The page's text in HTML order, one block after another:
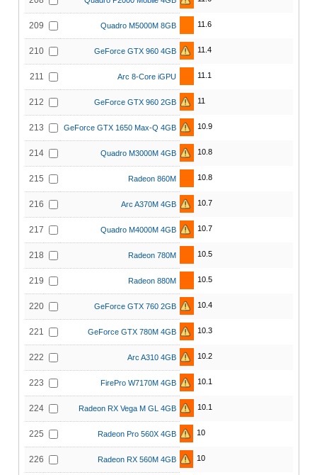
209 Quadro M5000M 8GB 11.6
210 GeForce GTX 960 4GB 11.4
211 Arc 8-Core iGPU 11.1
212 GeForce GTX 960 2GB 11
213 GeForce GTX 1650 Max-Q 4GB 10.9
214 Quadro M3000M 4GB 10.8
215 Radeon 860M 10.8
216 Arc A370M 4GB 10.7
217 Quadro M4000M 4GB 10.7
218 Radeon 780M 10.5
219 Radeon 880M 10.5
220 GeForce GTX 760 2GB 10.4
221 GeForce GTX 780M 4GB 10.3
222 Arc A310 4GB 10.2
223 FirePro W7170M 4GB 10.1
224 Radeon RX Vega M GL 4GB 10.1
225 Radeon Pro 560X 4GB 10
226 Radeon RX 560M 4GB 10